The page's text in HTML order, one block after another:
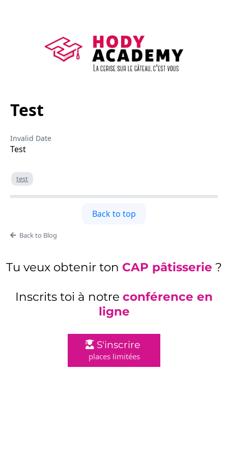
Test
Invalid Date
Test
test
Back to top
Back to Blog
Tu veux obtenir ton CAP pâtisserie ?
Inscrits toi à notre conférence en
ligne
S'inscrire
places limitées